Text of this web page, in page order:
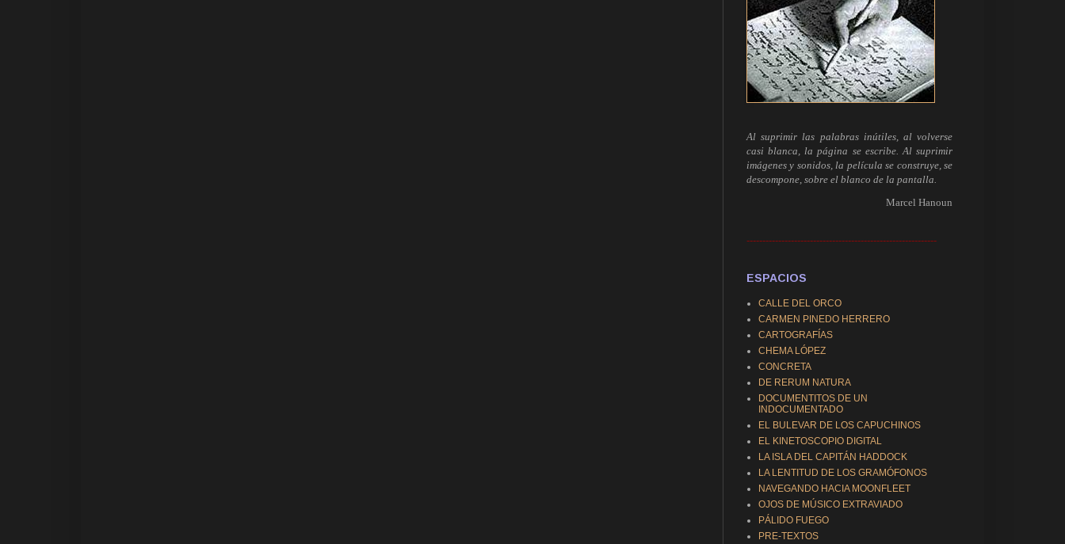
Al suprimir las palabras inútiles, al volverse
casi blanca, la página se escribe. Al suprimir
imágenes y sonidos, la película se construye, se
descompone, sobre el blanco de la pantalla.
Marcel Hanoun
------------------------------------------------------------
ESPACIOS
CALLE DEL ORCO
CARMEN PINEDO HERRERO
CARTOGRAFÍAS
CHEMA LÓPEZ
CONCRETA
DE RERUM NATURA
DOCUMENTITOS DE UN
INDOCUMENTADO
EL BULEVAR DE LOS CAPUCHINOS
EL KINETOSCOPIO DIGITAL
LA ISLA DEL CAPITÁN HADDOCK
LA LENTITUD DE LOS GRAMÓFONOS
NAVEGANDO HACIA MOONFLEET
OJOS DE MÚSICO EXTRAVIADO
PÁLIDO FUEGO
PRE-TEXTOS